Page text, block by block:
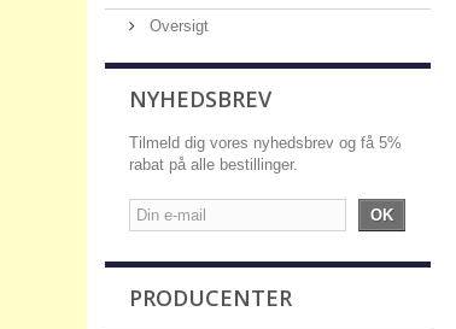
Oversigt
NYHEDSBREV
Tilmeld dig vores nyhedsbrev og få 5%
rabat på alle bestillinger.
OK
PRODUCENTER